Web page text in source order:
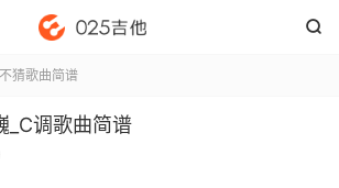

猜歌曲简谱
_C调歌曲简谱